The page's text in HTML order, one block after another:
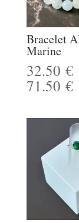
Bracelet
Marine
32.50 €
71.50 €
à